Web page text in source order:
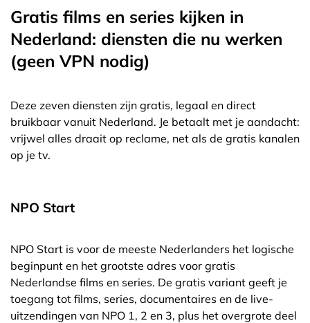
Gratis films en series kijken in
Nederland: diensten die nu werken
(geen VPN nodig)
Deze zeven diensten zijn gratis, legaal en direct
bruikbaar vanuit Nederland. Je betaalt met je aandacht:
vrijwel alles draait op reclame, net als de gratis kanalen
op je tv.
NPO Start
NPO Start is voor de meeste Nederlanders het logische
beginpunt en het grootste adres voor gratis
Nederlandse films en series. De gratis variant geeft je
toegang tot films, series, documentaires en de live-
uitzendingen van NPO 1, 2 en 3, plus het overgrote deel